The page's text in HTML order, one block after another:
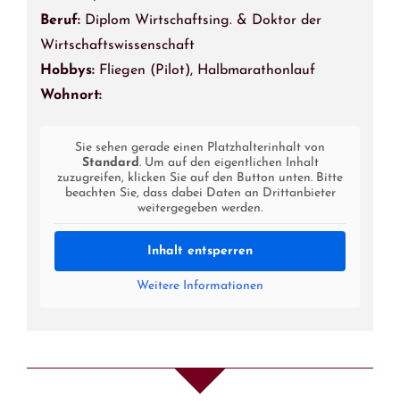
Beruf: Diplom Wirtschaftsing. & Doktor der
Wirtschaftswissenschaft
Hobbys: Fliegen (Pilot), Halbmarathonlauf
Wohnort:
Sie sehen gerade einen Platzhalterinhalt von
Standard . Um auf den eigentlichen Inhalt
zuzugreifen, klicken Sie auf den Button unten. Bitte
beachten Sie, dass dabei Daten an Drittanbieter
weitergegeben werden.
Inhalt entsperren
Weitere Informationen